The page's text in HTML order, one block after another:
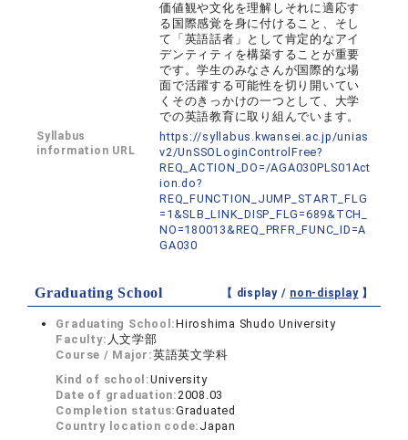
価値観や文化を理解しそれに適応す
る国際感覚を身に付けること、そし
て「英語話者」として肯定的なアイ
デンティティを構築することが重要
です。学生のみなさんが国際的な場
面で活躍する可能性を切り開いてい
くそのきっかけの一つとして、大学
での英語教育に取り組んでいます。
Syllabus
information URL
https://syllabus.kwansei.ac.jp/unias
v2/UnSSOLoginControlFree?
REQ_ACTION_DO=/AGA030PLS01Act
ion.do?
REQ_FUNCTION_JUMP_START_FLG
=1&SLB_LINK_DISP_FLG=689&TCH_
NO=180013&REQ_PRFR_FUNC_ID=A
GA030
Graduating School 【 display / non-display】
Graduating School:Hiroshima Shudo University
Faculty: 人文学部
Course / Major:英語英文学科
Kind of school:University
Date of graduation:2008.03
Completion status:Graduated
Country location code: Japan